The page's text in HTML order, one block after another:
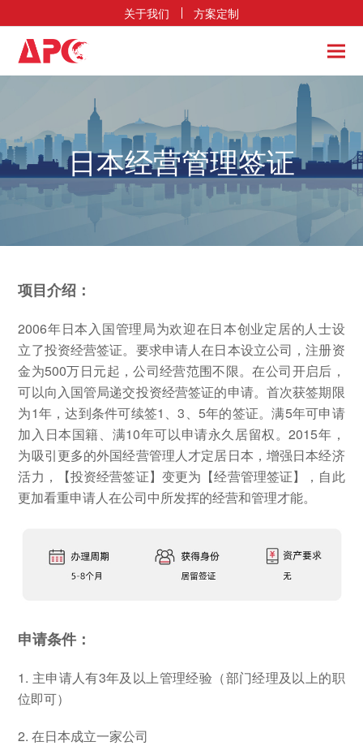
关于我们 方案定制
日本经营管理签证
项目介绍：
2006年日本入国管理局为欢迎在日本创业定居的人士设
立了投资经营签证。要求申请人在日本设立公司，注册资
金为500万日元起，公司经营范围不限。在公司开启后，
可以向入国管局递交投资经营签证的申请。首次获签期限
为1年，达到条件可续签1、3、5年的签证。满5年可申请
加入日本国籍、满10年可以申请永久居留权。2015年，
为吸引更多的外国经营管理人才定居日本，增强日本经济
活力，【投资经营签证】变更为【经营管理签证】，自此
更加看重申请人在公司中所发挥的经营和管理才能。
申请条件：
1. 主申请人有3年及以上管理经验（部门经理及以上的职
位即可）
2. 在日本成立一家公司